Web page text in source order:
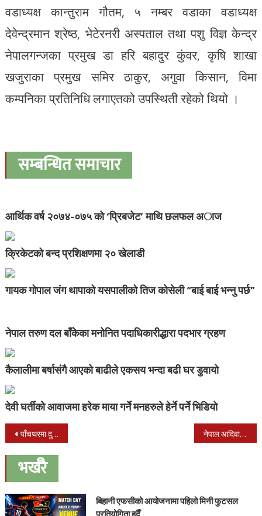
वडाध्यक्ष कान्तुराम गौतम, ५ नम्बर वडाका वडाध्यक्ष
देवेन्द्रमान श्रेष्ठ, भेटेरनरी अस्पताल तथा पशु विज्ञ केन्द्र
नेपालगन्जका प्रमुख डा हरि बहादुर कुंवर, कृषि शाखा
खजुराका प्रमुख समिर ठाकुर, अगुवा किसान, विमा
कम्पनिका प्रतिनिधि लगाएतको उपस्थिती रहेको थियो ।
सम्बन्धित समाचार
आर्थिक वर्ष २०७४-०७५ को ‘प्रिबजेट’ माथि छलफल अाज
क्रिकेटको बन्द प्रशिक्षणमा २० खेलाडी
गायक गोपाल जंग थापाको यसपालीको तिज कोसेली “बाई बाई भन्नु पर्छ”
नेपाल तरुण दल बाँकेका मनोनित पदाधिकारीद्धारा पदभार ग्रहण
कैलालीमा बर्षासंगै आएको बाढीले एकसय भन्दा बढी घर डुवायो
देवी घर्तीको आवाजमा हरेक माया गर्ने मनहरुले हेर्ने पर्ने भिडियो
Post
navigation
पाँचथरमा दुई परिवारका ९ जनाको विभत्स हत्या नेपाल आदिवासी जनजाती महासंघ क्यूस्यूको अध्यक्षमा भिम गुरुङ चयन
भर्खरै
बिहानी एफसीको आयोजनामा पहिलो मिनी फुटसल